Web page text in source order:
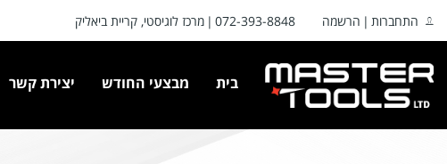
התחברות הרשמה 072-393-8848
מרכז לוגיסטי, קריית ביאליק
בית מבצעי החודש יצירת קשר